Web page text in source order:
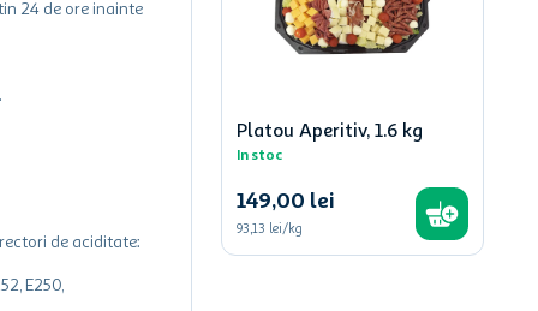
24 de ore inainte
de aciditate:
E250,
Platou Aperitiv, 1.6 kg
In stoc
149,00 lei
93,13 lei/kg